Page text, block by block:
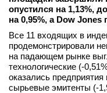
Мероприятия
Новости
Интервью
опустился на 1,13%,
на 0,95%, а Dow Jones
Все 11 входящих в
продемонстрировали
на падающем рынке
технологические (-
оказались
сырьевые эмитенты (-